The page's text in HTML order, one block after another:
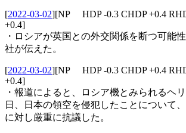
[2022-03-02][NP HDP -0.3 CHDP +0.4
+0.4]
・ロシアが英国との外交関係を断つ可能
社が伝えた。
[2022-03-02][NP HDP -0.3 CHDP +0.4
+0.4]
・報道によると、ロシア機とみられるヘ
日、日本の領空を侵犯したことについて
に対し厳重に抗議した。